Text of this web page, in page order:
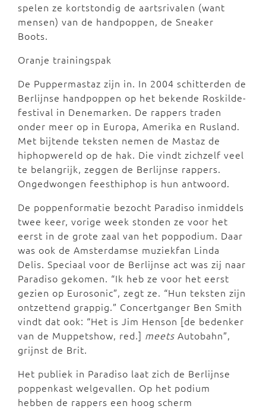
spelen ze kortstondig de aartsrivalen (want
mensen) van de handpoppen, de Sneaker
Boots.
Oranje trainingspak
De Puppermastaz zijn in. In 2004 schitterden de
Berlijnse handpoppen op het bekende Roskilde-
festival in Denemarken. De rappers traden
onder meer op in Europa, Amerika en Rusland.
Met bijtende teksten nemen de Mastaz de
hiphopwereld op de hak. Die vindt zichzelf veel
te belangrijk, zeggen de Berlijnse rappers.
Ongedwongen feesthiphop is hun antwoord.
De poppenformatie bezocht Paradiso inmiddels
twee keer, vorige week stonden ze voor het
eerst in de grote zaal van het poppodium. Daar
was ook de Amsterdamse muziekfan Linda
Delis. Speciaal voor de Berlijnse act was zij naar
Paradiso gekomen. “Ik heb ze voor het eerst
gezien op Eurosonic”, zegt ze. “Hun teksten zijn
ontzettend grappig.” Concertganger Ben Smith
vindt dat ook: “Het is Jim Henson [de bedenker
van de Muppetshow, red.] meets Autobahn”,
grijnst de Brit.
Het publiek in Paradiso laat zich de Berlijnse
poppenkast welgevallen. Op het podium
hebben de rappers een hoog scherm